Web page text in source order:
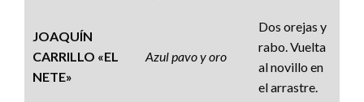
JOAQUÍN
CARRILLO «EL
NETE»
Azul pavo y oro
Dos orejas y
rabo. Vuelta
al novillo en
el arrastre.